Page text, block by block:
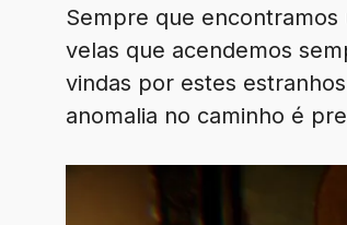
Sempre que encontramos
velas que acendemos
vindas por estes
anomalia no caminho é